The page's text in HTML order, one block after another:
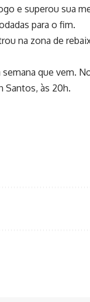
e superou sua
para o fim.
na zona de
que vem.
Santos, às 20h.